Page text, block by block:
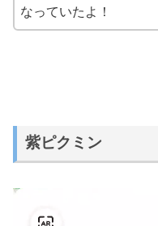
なっていたよ！
紫ピクミン